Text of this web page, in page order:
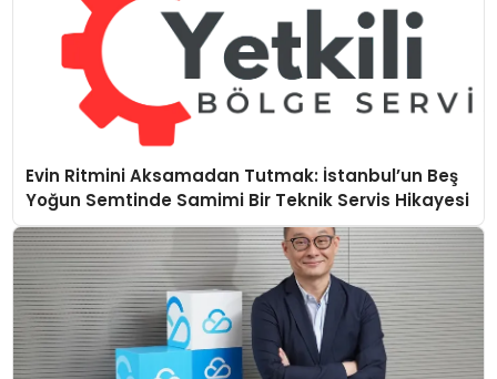
Evin Ritmini Aksamadan Tutmak: İstanbul’un Beş
Yoğun Semtinde Samimi Bir Teknik Servis Hikayesi